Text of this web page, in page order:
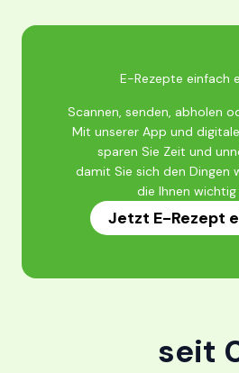
E-Rezepte einfach
Scannen, senden, abholen
Mit unserer App und
sparen Sie Zeit und
damit Sie sich den Dingen
die Ihnen wichtig
Jetzt E-Rezept
seit